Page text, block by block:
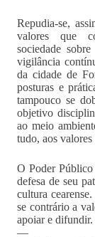
Repudia-se,
valores que
sociedade
vigilância
da cidade de
posturas e
tampouco se
objetivo
ao meio
tudo, aos
O Poder Público
defesa de seu
cultura
se contrário a
apoiar e difundir.
—